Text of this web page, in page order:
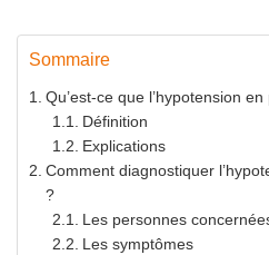
Sommaire
Qu’est-ce que l’hypotension
Définition
Explications
Comment diagnostiquer
?
Les personnes
Les symptômes